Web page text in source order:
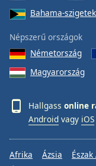
Bahama-szigetek
Népszerű országok
Németország
Magyarország
Hallgass online
Android vagy iOS
Afrika Ázsia